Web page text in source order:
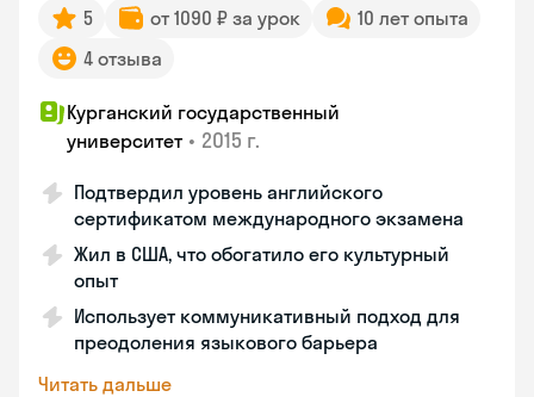
5 от 1090 ₽ за урок
10 лет опыта
4 отзыва
Курганский государственный
университет • 2015 г.
Подтвердил уровень английского
сертификатом международного экзамена
Жил в США, что обогатило его культурный
опыт
Использует коммуникативный подход для
преодоления языкового барьера
Читать дальше